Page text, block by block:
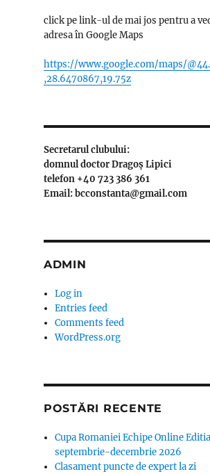
click pe link-ul de mai jos pentru a
adresa în Google Maps
https://www.google.com/maps/
,28.6470867,19.75z
Secretarul clubului:
domnul doctor Dragoș Lipici
telefon +40 723 386 361
Email: bcconstanta@gmail.com
ADMIN
Log in
Entries feed
Comments feed
WordPress.org
POSTĂRI RECENTE
Cupa Romaniei Echipe Online
septembrie-decembrie 2026
Clasament puncte de expert la zi